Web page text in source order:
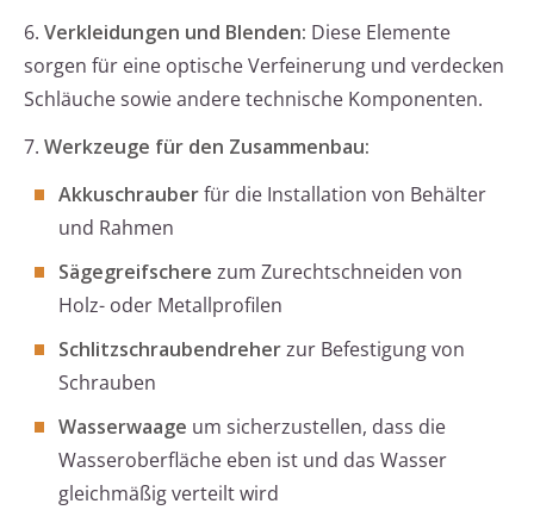
6. Verkleidungen und Blenden: Diese Elemente
sorgen für eine optische Verfeinerung und verdecken
Schläuche sowie andere technische Komponenten.
7. Werkzeuge für den Zusammenbau:
Akkuschrauberfür die Installation von Behälter
und Rahmen
Sägegreifschere zum Zurechtschneiden von
Holz- oder Metallprofilen
Schlitzschraubendreherzur Befestigung von
Schrauben
Wasserwaage um sicherzustellen, dass die
Wasseroberfläche eben ist und das Wasser
gleichmäßig verteilt wird